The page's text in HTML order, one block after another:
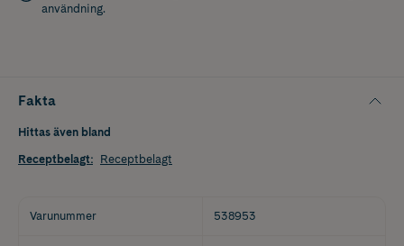
användning.
Fakta
Hittas även bland
Receptbelagt: Receptbelagt
Varunummer 538953